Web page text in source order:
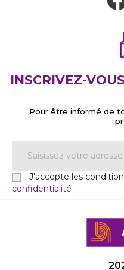
INSCRIVEZ-
Pour être informé de
J'accepte les
confidentialité